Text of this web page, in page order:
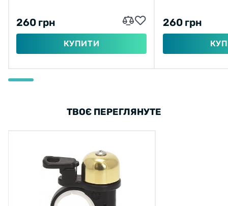
260 грн
КУПИТИ
260 грн
ТВОЄ ПЕРЕГЛЯНУТЕ